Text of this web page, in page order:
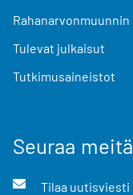
Rahanarvonmuunnin
Tulevat julkaisut
Tutkimusaineistot
Seuraa meitä
Tilaa uutisviesti